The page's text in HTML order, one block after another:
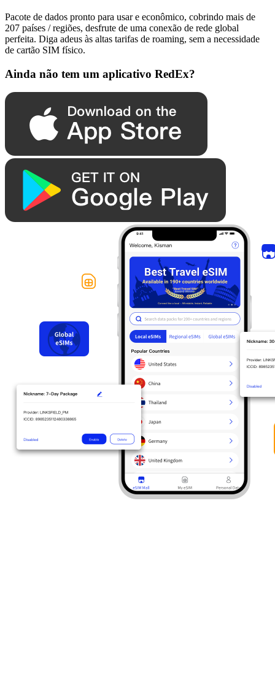
Pacote de dados pronto para usar e econômico, cobrindo mais de
207 países / regiões, desfrute de uma conexão de rede global
perfeita. Diga adeus às altas tarifas de roaming, sem a necessidade
de cartão SIM físico.
Ainda não tem um aplicativo RedEx?